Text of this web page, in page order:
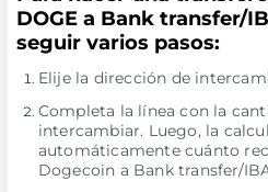
DOGE a Bank transfer/
seguir varios pasos:
Elije la dirección de
Completa la línea con la
intercambiar. Luego, la
automáticamente cuánto
Dogecoin a Bank transfer/